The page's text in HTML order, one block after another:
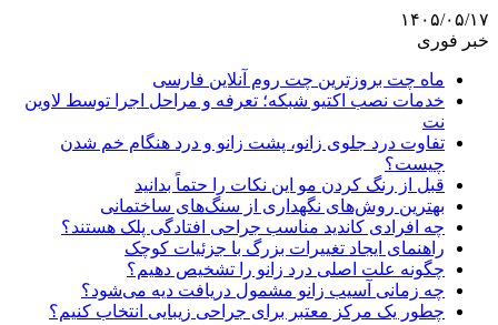
۱۴۰۵/۰۵/۱۷
خبر فوری
ماه چت بروزترین چت روم آنلاین فارسی
خدمات نصب اکتیو شبکه؛ تعرفه و مراحل اجرا توسط لاوین
نت
تفاوت درد جلوی زانو، پشت زانو و درد هنگام خم شدن
چیست؟
قبل از رنگ کردن مو این نکات را حتماً بدانید
بهترین روش‌های نگهداری از سنگ‌های ساختمانی
چه افرادی کاندید مناسب جراحی افتادگی پلک هستند؟
راهنمای ایجاد تغییرات بزرگ با جزئیات کوچک
چگونه علت اصلی درد زانو را تشخیص دهیم؟
چه زمانی آسیب زانو مشمول دریافت دیه می‌شود؟
چطور یک مرکز معتبر برای جراحی زیبایی انتخاب کنیم؟